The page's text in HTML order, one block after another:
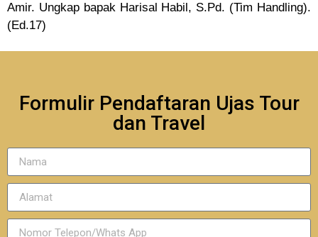
Amir. Ungkap bapak Harisal Habil, S.Pd. (Tim Handling).
(Ed.17)
Formulir Pendaftaran Ujas Tour
dan Travel